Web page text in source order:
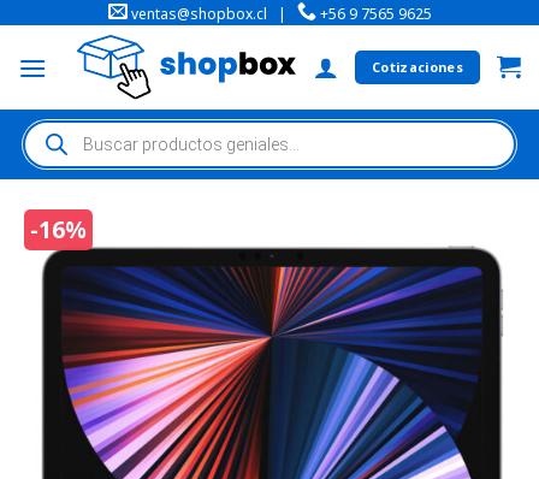
ventas@shopbox.cl | +56 9 7565 9625
Cotizaciones
-16%